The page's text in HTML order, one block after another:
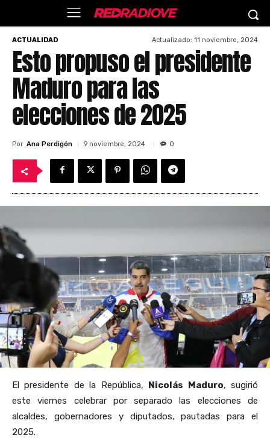
ACTUALIDAD Actualizado: 11 noviembre, 2024
Esto propuso el presidente
Maduro para las
elecciones de 2025
Por Ana Perdigón 9 noviembre, 2024 0
El presidente de la República, Nicolás Maduro, sugirió
este viernes celebrar por separado las elecciones de
alcaldes, gobernadores y diputados, pautadas para el
2025.